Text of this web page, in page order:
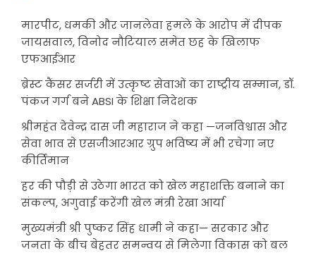
मारपीट, धमकी और जानलेवा हमले के आरोप में दीपक
जायसवाल, विनोद नौटियाल समेत छह के खिलाफ
एफआईआर
ब्रेस्ट कैंसर सर्जरी में उत्कृष्ट सेवाओं का राष्ट्रीय सम्मान, डॉ.
पंकज गर्ग बने ABSI के शिक्षा निदेशक
श्रीमहंत देवेन्द्र दास जी महाराज ने कहा —जनविश्वास और
सेवा भाव से एसजीआरआर ग्रुप भविष्य में भी रचेगा नए
कीर्तिमान
हर की पौड़ी से उठेगा भारत को खेल महाशक्ति बनाने का
संकल्प, अगुवाई करेंगी खेल मंत्री रेखा आर्या
मुख्यमंत्री श्री पुष्कर सिंह धामी ने कहा— सरकार और
जनता के बीच बेहतर समन्वय से मिलेगा विकास को बल